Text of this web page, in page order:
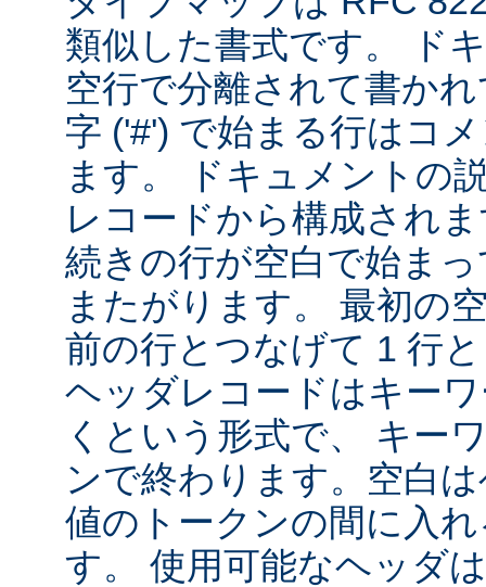
類似した書式です。 ド
空行で分離されて書か
字 ('#') で始まる行はコ
ます。 ドキュメントの
レコードから構成され
続きの行が空白で始ま
またがります。 最初の
前の行とつなげて 1 行
ヘッダレコードはキー
くという形式で、 キー
ンで終わります。空白
値のトークンの間に入
す。 使用可能なヘッダ